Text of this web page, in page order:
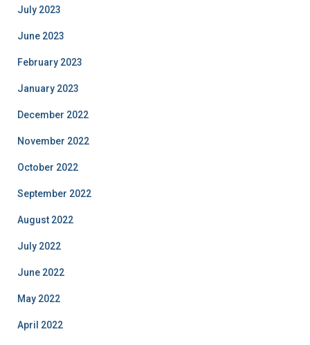
July 2023
June 2023
February 2023
January 2023
December 2022
November 2022
October 2022
September 2022
August 2022
July 2022
June 2022
May 2022
April 2022